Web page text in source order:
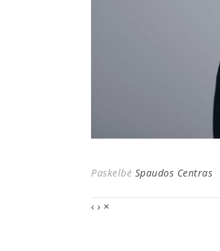
Paskelbė Spaudos Centras
‹ › ×